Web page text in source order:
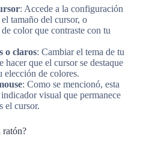
: Accede a la configuración
tamaño del cursor, o
color que contraste con tu
o claros: Cambiar el tema de tu
hacer que el cursor se destaque
elección de colores.
: Como se mencionó, esta
visual que permanece
el cursor.
ratón?